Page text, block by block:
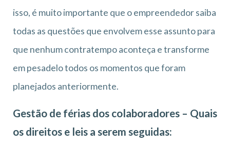
isso, é muito importante que o empreendedor saiba
todas as questões que envolvem esse assunto para
que nenhum contratempo aconteça e transforme
em pesadelo todos os momentos que foram
planejados anteriormente.
Gestão de férias dos colaboradores – Quais
os direitos e leis a serem seguidas: